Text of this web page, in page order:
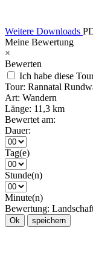
Weitere Downloads
Meine Bewertung
×
Bewerten
Ich habe diese
Tour: Rannatal
Art: Wandern
Länge: 11,3 km
Bewertet am:
Dauer:
Tag(e)
Stunde(n)
Minute(n)
Bewertung:
Ok speichern